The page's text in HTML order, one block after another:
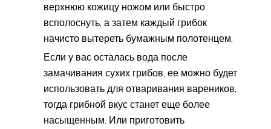
верхнюю кожицу ножом или быстро
всполоснуть, а затем каждый грибок
начисто вытереть бумажным полотенцем.
Если у вас осталась вода после
замачивания сухих грибов, ее можно будет
использовать для отваривания вареников,
тогда грибной вкус станет еще более
насыщенным. Или приготовить